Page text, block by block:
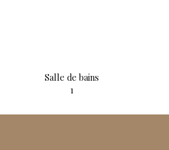
Salle de bains
1